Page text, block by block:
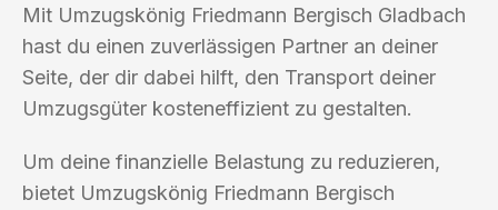
Mit Umzugskönig Friedmann Bergisch Gladbach
hast du einen zuverlässigen Partner an deiner
Seite, der dir dabei hilft, den Transport deiner
Umzugsgüter kosteneffizient zu gestalten.
Um deine finanzielle Belastung zu reduzieren,
bietet Umzugskönig Friedmann Bergisch